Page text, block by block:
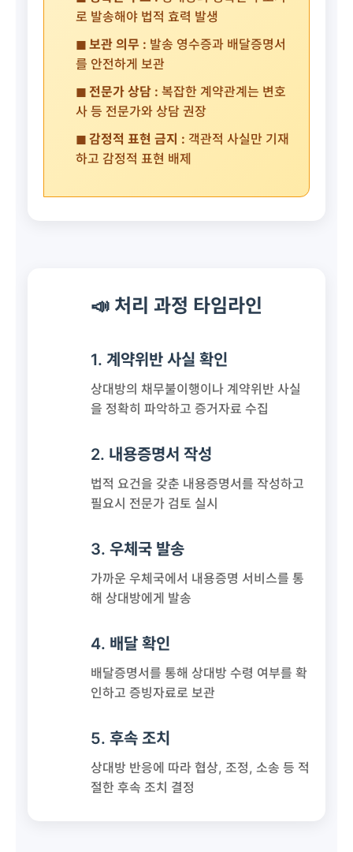
로 발송해야 법적 효력 발생
◼ 보관 의무 : 발송 영수증과 배달증명서
를 안전하게 보관
◼ 전문가 상담 : 복잡한 계약관계는 변호
사 등 전문가와 상담 권장
◼ 감정적 표현 금지 : 객관적 사실만 기재
하고 감정적 표현 배제
📣 처리 과정 타임라인
1. 계약위반 사실 확인
상대방의 채무불이행이나 계약위반 사실
을 정확히 파악하고 증거자료 수집
2. 내용증명서 작성
법적 요건을 갖춘 내용증명서를 작성하고
필요시 전문가 검토 실시
3. 우체국 발송
가까운 우체국에서 내용증명 서비스를 통
해 상대방에게 발송
4. 배달 확인
배달증명서를 통해 상대방 수령 여부를 확
인하고 증빙자료로 보관
5. 후속 조치
상대방 반응에 따라 협상, 조정, 소송 등 적
절한 후속 조치 결정